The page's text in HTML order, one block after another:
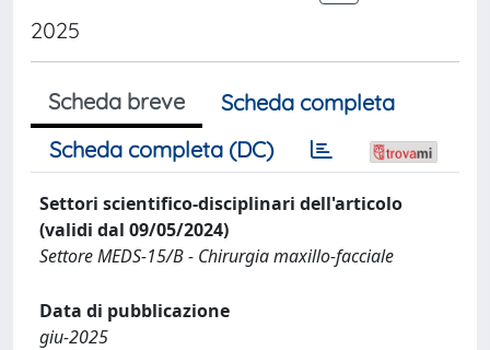
2025
Scheda breve
Scheda completa
Scheda completa (DC)
Settori scientifico-disciplinari dell'articolo
(validi dal 09/05/2024)
Settore MEDS-15/B - Chirurgia maxillo-facciale
Data di pubblicazione
giu-2025